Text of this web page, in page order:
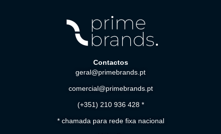
Contactos
geral@primebrands.pt
comercial@primebrands.pt
(+351) 210 936 428 *
* chamada para rede fixa nacional